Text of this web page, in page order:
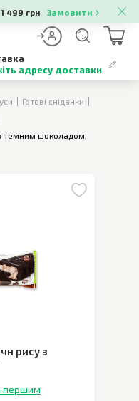
499 грн Замовити
адресу доставки
Готові сніданки
темним шоколадом,
рису з
першим